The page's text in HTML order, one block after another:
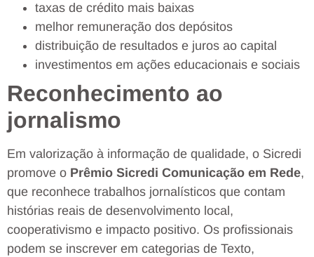
taxas de crédito mais baixas
melhor remuneração dos depósitos
distribuição de resultados e juros ao capital
investimentos em ações educacionais e sociais
Reconhecimento ao
jornalismo
Em valorização à informação de qualidade, o Sicredi
promove o Prêmio Sicredi Comunicação em Rede,
que reconhece trabalhos jornalísticos que contam
histórias reais de desenvolvimento local,
cooperativismo e impacto positivo. Os profissionais
podem se inscrever em categorias de Texto,